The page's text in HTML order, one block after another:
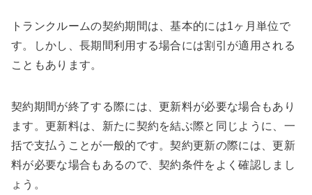
トランクルームの契約期間は、基本的には1ヶ月単位で
す。しかし、長期間利用する場合には割引が適用される
こともあります。
契約期間が終了する際には、更新料が必要な場合もあり
ます。更新料は、新たに契約を結ぶ際と同じように、一
括で支払うことが一般的です。契約更新の際には、更新
料が必要な場合もあるので、契約条件をよく確認しまし
ょう。